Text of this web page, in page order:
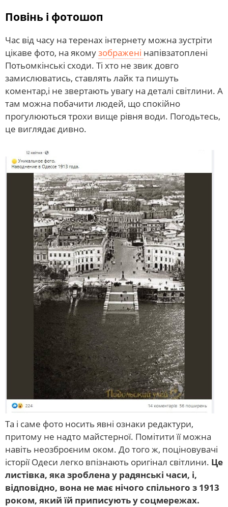
Повінь і фотошоп
Час від часу на теренах інтернету можна зустріти
цікаве фото, на якомузображені напівзатоплені
Потьомкінські сходи. Ті хто не звик довго
замислюватись, ставлять лайк та пишуть
коментар,і не звертають увагу на деталі світлини. А
там можна побачити людей, що спокійно
прогулюються трохи вище рівня води. Погодьтесь,
це виглядає дивно.
Та і саме фото носить явні ознаки редактури,
притому не надто майстерної. Помітити її можна
навіть неозброєним оком. До того ж, поціновувачі
історії Одеси легко впізнають оригінал світлини. Це
листівка, яка зроблена у радянські часи, і,
відповідно, вона не має нічого спільного з 1913
роком, який їй приписують у соцмережах.